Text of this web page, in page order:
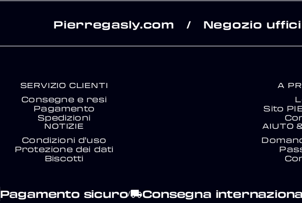
Pierregasly.com / Negozio
SERVIZIO CLIENTI
Consegne e resi
Pagamento
Spedizioni
A
Sito
NOTIZIE
Condizioni d'uso
Protezione dei dati
Biscotti
AIUTO
Pagamento sicuro/local_shippingConsegna